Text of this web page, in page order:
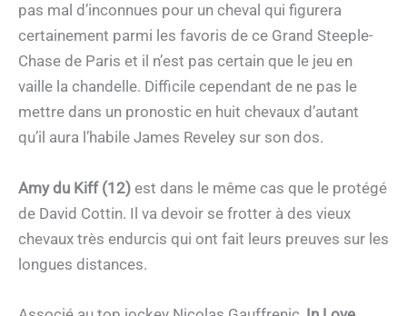
pas mal d’inconnues pour un cheval qui figurera
certainement parmi les favoris de ce Grand Steeple-
Chase de Paris et il n’est pas certain que le jeu en
vaille la chandelle. Difficile cependant de ne pas le
mettre dans un pronostic en huit chevaux d’autant
qu’il aura l’habile James Reveley sur son dos.
Amy du Kiff (12) est dans le même cas que le protégé
de David Cottin. Il va devoir se frotter à des vieux
chevaux très endurcis qui ont fait leurs preuves sur les
longues distances.